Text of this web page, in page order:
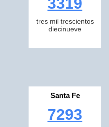
tres mil trescientos
diecinueve
Santa Fe
7293